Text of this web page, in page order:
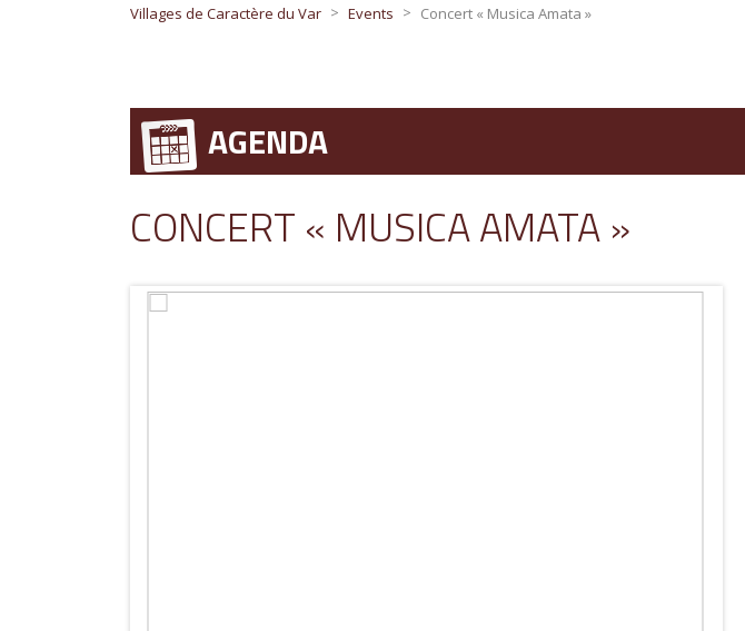
Villages de Caractère du Var > Events > Concert « Musica Amata »
AGENDA
CONCERT « MUSICA AMATA »